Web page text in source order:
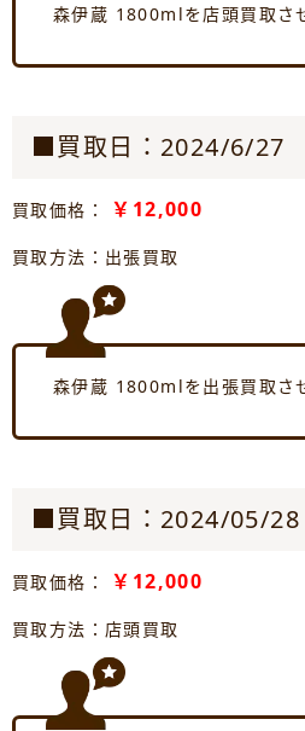
森伊蔵 1800mlを店頭買取さ
■買取日：2024/6/27
買取価格： ￥12,000
買取方法：出張買取
森伊蔵 1800mlを出張買取さ
■買取日：2024/05/28
買取価格： ￥12,000
買取方法：店頭買取